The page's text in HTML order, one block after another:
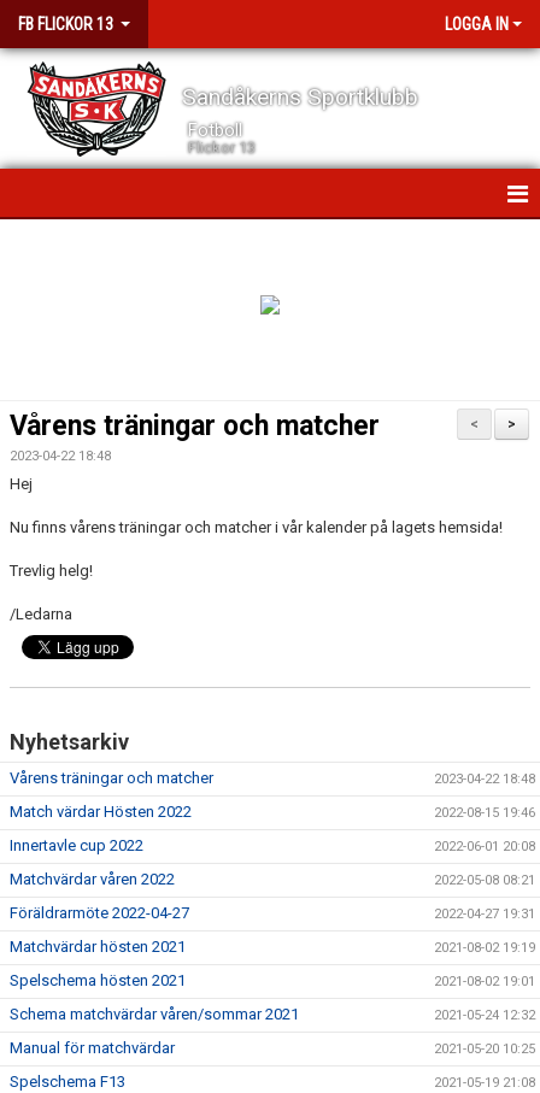
FB FLICKOR 13 LOGGA IN
Sandåkerns Sportklubb
Fotboll
Flickor 13
TRUPPEN
KONTAKT
ANMÄLAN FOTBOLL F13
>
<
Vårens träningar och matcher
2023-04-22 18:48
Hej
Nu finns vårens träningar och matcher i vår kalender på lagets hemsida!
Trevlig helg!
/Ledarna
Nyhetsarkiv
Vårens träningar och matcher 2023-04-22 18:48
Match värdar Hösten 2022 2022-08-15 19:46
Innertavle cup 2022 2022-06-01 20:08
Matchvärdar våren 2022 2022-05-08 08:21
Föräldrarmöte 2022-04-27 2022-04-27 19:31
Matchvärdar hösten 2021 2021-08-02 19:19
Spelschema hösten 2021 2021-08-02 19:01
Schema matchvärdar våren/sommar 2021 2021-05-24 12:32
Manual för matchvärdar 2021-05-20 10:25
Spelschema F13 2021-05-19 21:08